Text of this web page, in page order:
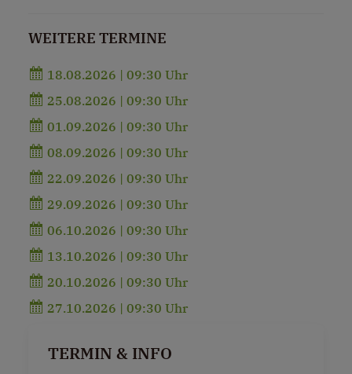
WEITERE TERMINE
18.08.2026 | 09:30 Uhr
25.08.2026 | 09:30 Uhr
01.09.2026 | 09:30 Uhr
08.09.2026 | 09:30 Uhr
22.09.2026 | 09:30 Uhr
29.09.2026 | 09:30 Uhr
06.10.2026 | 09:30 Uhr
13.10.2026 | 09:30 Uhr
20.10.2026 | 09:30 Uhr
27.10.2026 | 09:30 Uhr
TERMIN & INFO